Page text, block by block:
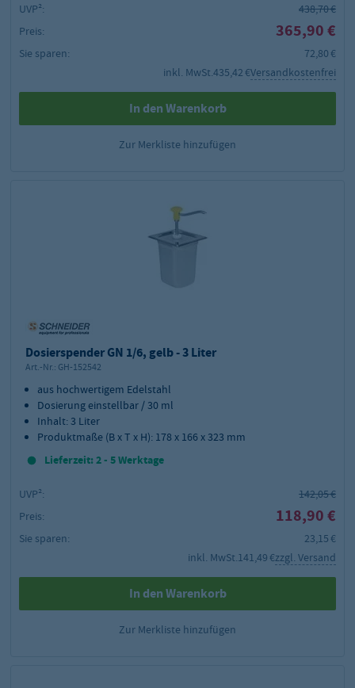
UVP²:
438,70 €
Preis:
365,90 €
Sie sparen:
72,80 €
inkl. MwSt.435,42 €Versandkostenfrei
In den Warenkorb
Zur Merkliste hinzufügen
Dosierspender GN 1/6, gelb - 3 Liter
Art.-Nr.: GH-152542
aus hochwertigem Edelstahl
Dosierung einstellbar / 30 ml
Inhalt: 3 Liter
Produktmaße (B x T x H): 178 x 166 x 323 mm
Lieferzeit: 2 - 5 Werktage
UVP²:
142,05 €
Preis:
118,90 €
Sie sparen:
23,15 €
inkl. MwSt.141,49 €zzgl. Versand
In den Warenkorb
Zur Merkliste hinzufügen